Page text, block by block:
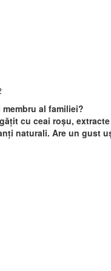
al familiei?
cu ceai roșu,
naturali. Are un gust